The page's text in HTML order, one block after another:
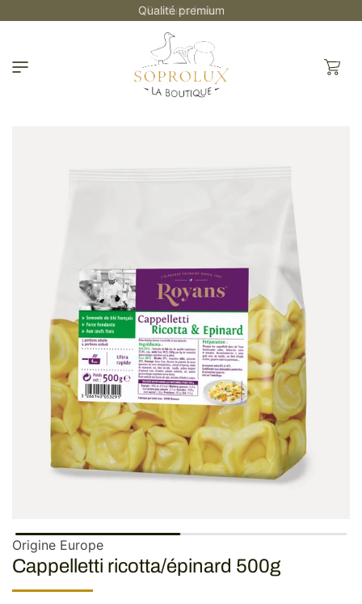
Qualité premium
Panier
Origine Europe
Cappelletti ricotta/épinard 500g